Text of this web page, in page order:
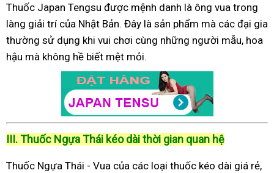
Thuốc Japan Tengsu được mệnh danh là ông vua trong
làng giải trí của Nhật Bản. Đây là sản phẩm mà các đại gia
thường sử dụng khi vui chơi cùng những người mẫu, hoa
hậu mà không hề biết mệt mỏi.
III. Thuốc Ngựa Thái kéo dài thời gian quan hệ
Thuốc Ngựa Thái - Vua của các loại thuốc kéo dài giá rẻ,